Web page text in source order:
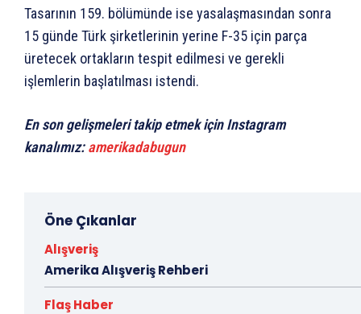
Tasarının 159. bölümünde ise yasalaşmasından sonra
15 günde Türk şirketlerinin yerine F-35 için parça
üretecek ortakların tespit edilmesi ve gerekli
işlemlerin başlatılması istendi.
En son gelişmeleri takip etmek için Instagram
kanalımız:amerikadabugun
Öne Çıkanlar
Alışveriş
Amerika Alışveriş Rehberi
Flaş Haber